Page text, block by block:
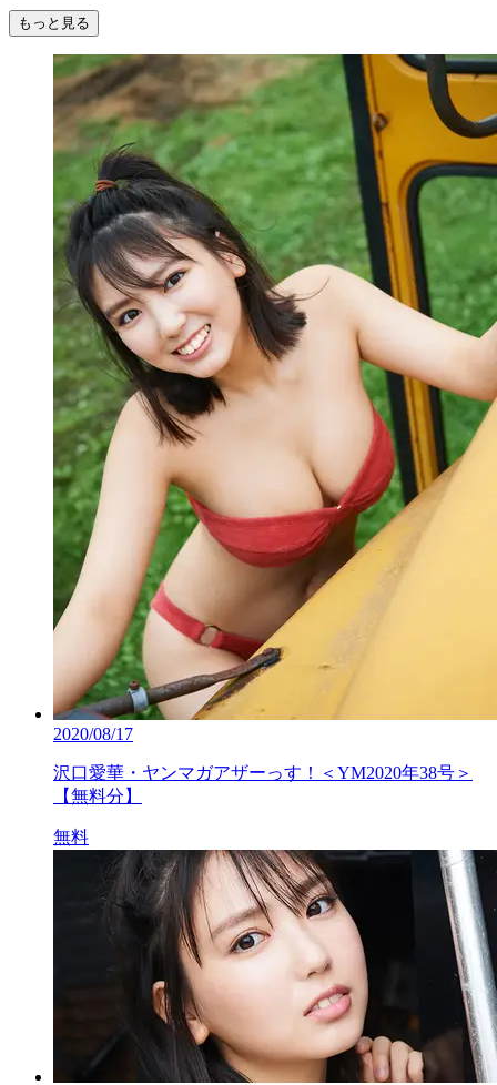
もっと見る
2020/08/17
沢口愛華・ヤンマガアザーっす！＜YM2020年38号＞
【無料分】
無料